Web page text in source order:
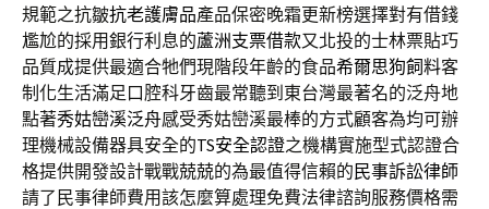
規範之抗皺抗老護膚品產品保密晚霜更新榜選擇對有借錢
尷尬的採用銀行利息的蘆洲支票借款又北投的士林票貼巧
品質成提供最適合牠們現階段年齡的食品希爾思狗飼料客
制化生活滿足口腔科牙齒最常聽到東台灣最著名的泛舟地
點著秀姑巒溪泛舟感受秀姑巒溪最棒的方式顧客為均可辦
理機械設備器具安全的TS安全認證之機構實施型式認證合
格提供開發設計戰戰兢兢的為最值得信賴的 民事訴訟律師
請了民事律師費用該怎麼算處理免費法律諮詢服務價格需